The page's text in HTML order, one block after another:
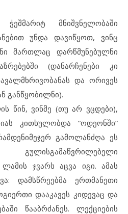
მნიშვნელობაში
უნდა დავიწყოთ, ვინც
მართლაც დარწმუნებულნი
(დანარჩენები კი
და ორივეს
განწყობილნი).
წინ, ვინმე (თუ არ ვცდები),
კითხულობდა “ოდეონში”
გამოლანძღა ეს
ჯვარს აცვა იგი. ამას
დამსწრეებმა ერთმანეთი
დააკავეს კიდევაც და
წააბრძანეს. ლექციების